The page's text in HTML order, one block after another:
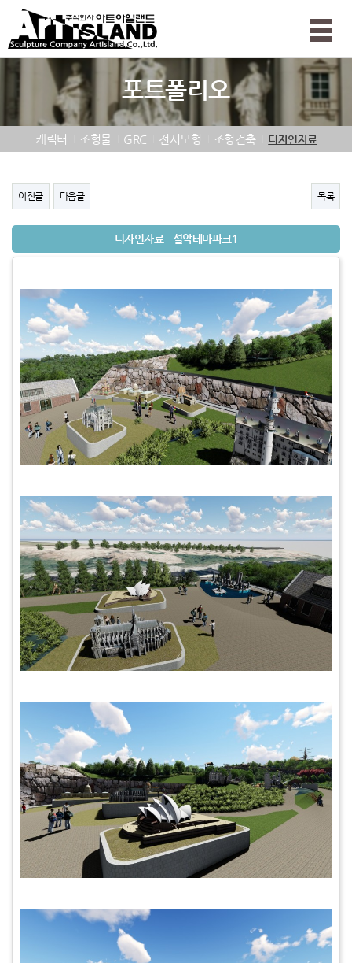
Toggle
포트폴리오
캐릭터 조형물 GRC 전시모형 조형건축 디자인자료
이전글 다음글 목록
디자인자료 - 설악테마파크1